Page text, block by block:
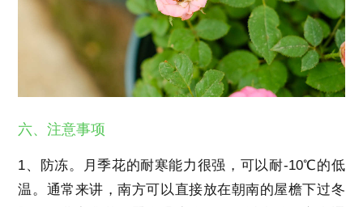
六、注意事项
1、防冻。月季花的耐寒能力很强，可以耐-10℃的低
温。通常来讲，南方可以直接放在朝南的屋檐下过冬